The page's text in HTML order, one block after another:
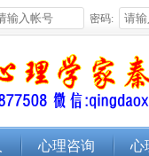
密码:
心理咨询 心